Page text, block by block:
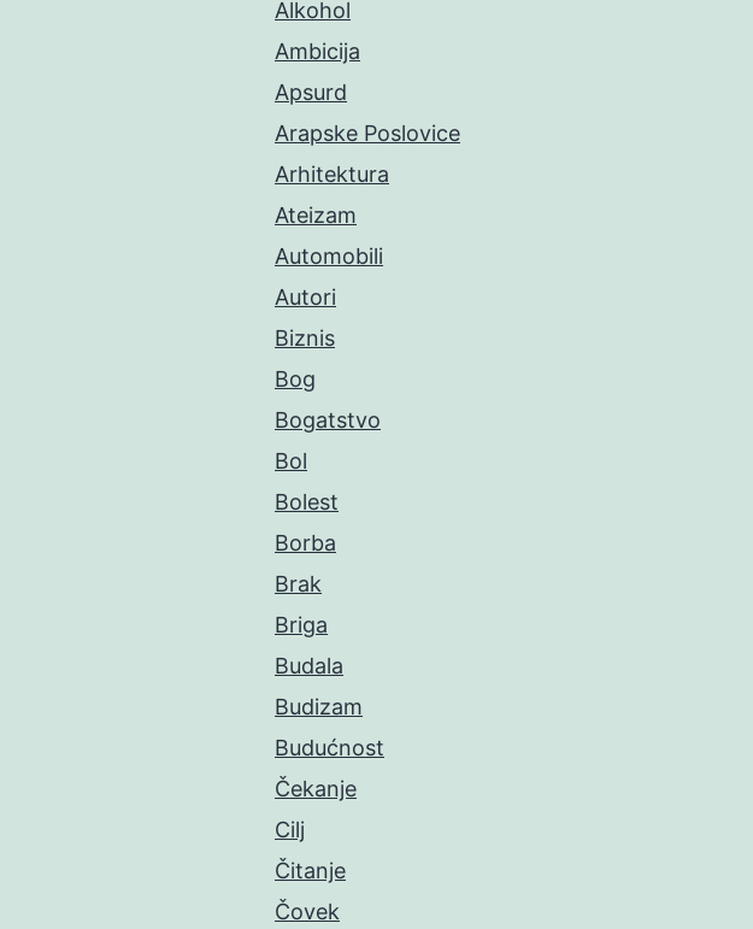
Alkohol
Ambicija
Apsurd
Arapske Poslovice
Arhitektura
Ateizam
Automobili
Autori
Biznis
Bog
Bogatstvo
Bol
Bolest
Borba
Brak
Briga
Budala
Budizam
Budućnost
Čekanje
Cilj
Čitanje
Čovek